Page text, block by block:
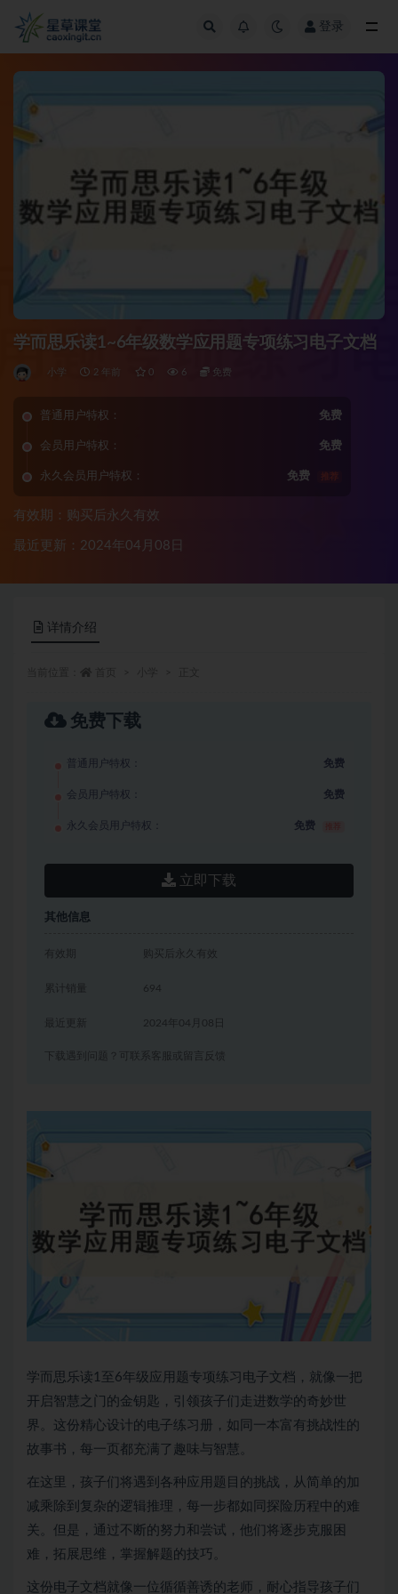
登录
学而思乐读1~6年级数学应用题专项练习电子文档
小学 2 年前 0 6 免费
普通用户特权： 免费
会员用户特权： 免费
永久会员用户特权： 免费 推荐
有效期：购买后永久有效
最近更新：2024年04月08日
详情介绍
免费下载
普通用户特权： 免费
会员用户特权： 免费
永久会员用户特权： 免费
立即下载
其他信息
有效期 购买后永久有效
累计销量 694
2024年04月08日
下载遇到问题？可联系客服或留言反馈
学而思乐读1至6年级应用题专项练习电子文档，就像一把
开启智慧之门的金钥匙，引领孩子们走进数学的奇妙世
界。这份精心设计的电子练习册，如同一本富有挑战性的
故事书，每一页都充满了趣味与智慧。
在这里，孩子们将遇到各种应用题目的挑战，从简单的加
减乘除到复杂的逻辑推理，每一步都如同探险历程中的难
关。但是，通过不断的努力和尝试，他们将逐步克服困
难，拓展思维，掌握解题的技巧。
这份电子文档就像一位循循善诱的老师，耐心指导孩子们